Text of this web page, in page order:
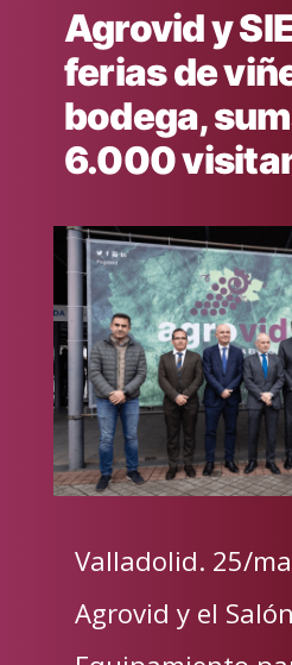
Agrovid y
ferias de
bodega,
6.000
Valladolid. 25/
Agrovid y el